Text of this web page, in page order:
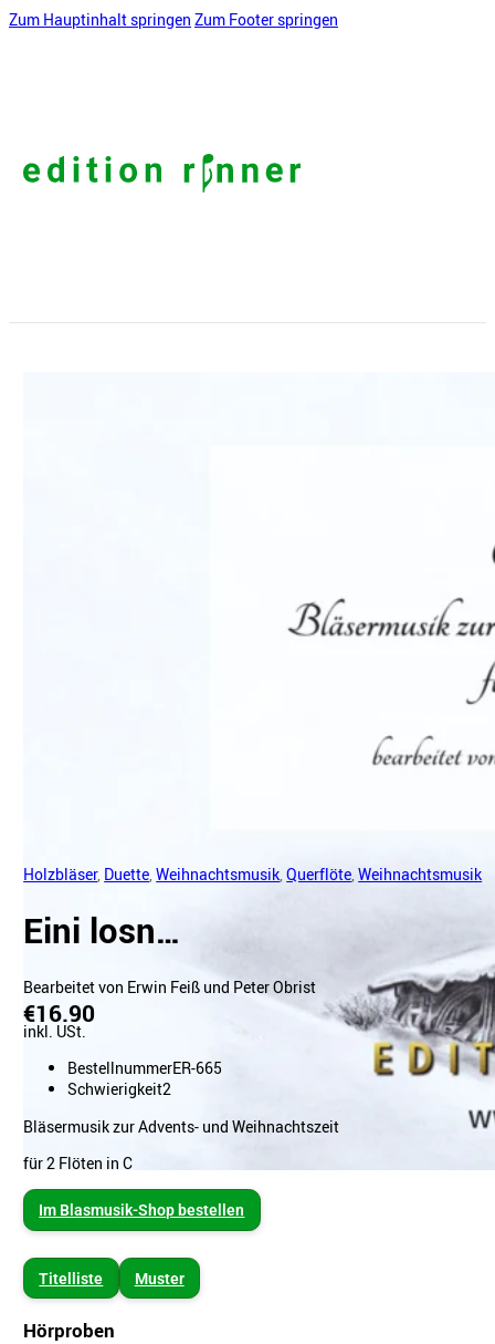
Zum Hauptinhalt springen Zum Footer springen
Holzbläser, Duette ,Weihnachtsmusik ,Querflöte ,Weihnachtsmusik
Eini losn…
Bearbeitet von Erwin Feiß und Peter Obrist
€16.90
inkl. USt.
BestellnummerER-665
Schwierigkeit2
Bläsermusik zur Advents- und Weihnachtszeit
für 2 Flöten in C
Im Blasmusik-Shop bestellen
Titelliste Muster
Hörproben